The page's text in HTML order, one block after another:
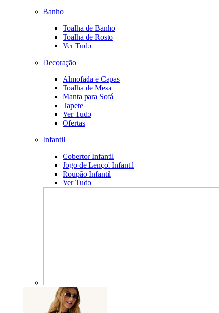
Banho
Toalha de Banho
Toalha de Rosto
Ver Tudo
Decoração
Almofada e Capas
Toalha de Mesa
Manta para Sofá
Tapete
Ver Tudo
Ofertas
Infantil
Cobertor Infantil
Jogo de Lençol Infantil
Roupão Infantil
Ver Tudo